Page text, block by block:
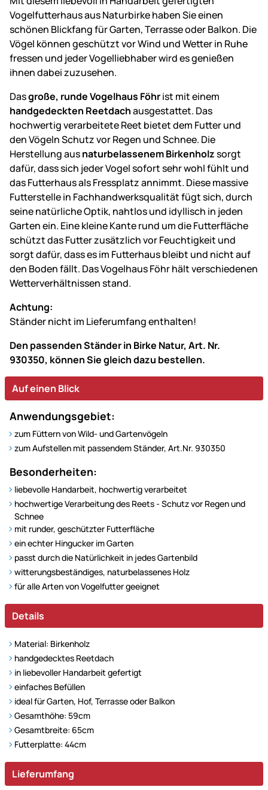
Vogelfutterhaus aus Naturbirke haben Sie einen
schönen Blickfang für Garten, Terrasse oder Balkon. Die
Vögel können geschützt vor Wind und Wetter in Ruhe
fressen und jeder Vogelliebhaber wird es genießen
ihnen dabei zuzusehen.
Dasgroße, runde Vogelhaus Föhrist mit einem
handgedeckten Reetdachausgestattet. Das
hochwertig verarbeitete Reet bietet dem Futter und
den Vögeln Schutz vor Regen und Schnee. Die
Herstellung ausnaturbelassenem Birkenholzsorgt
dafür, dass sich jeder Vogel sofort sehr wohl fühlt und
das Futterhaus als Fressplatz annimmt. Diese massive
Futterstelle in Fachhandwerksqualität fügt sich, durch
seine natürliche Optik, nahtlos und idyllisch in jeden
Garten ein. Eine kleine Kante rund um die Futterfläche
schützt das Futter zusätzlich vor Feuchtigkeit und
sorgt dafür, dass es im Futterhaus bleibt und nicht auf
den Boden fällt. Das Vogelhaus Föhr hält verschiedenen
Wetterverhältnissen stand.
Achtung:
Ständer nicht im Lieferumfang enthalten!
Den passenden Ständer in Birke Natur, Art. Nr.
930350, können Sie gleich dazu bestellen.
Auf einen Blick
Anwendungsgebiet:
zum Füttern von Wild- und Gartenvögeln
zum Aufstellen mit passendem Ständer, Art.Nr. 930350
Besonderheiten:
liebevolle Handarbeit, hochwertig verarbeitet
hochwertige Verarbeitung des Reets - Schutz vor Regen und
Schnee
mit runder, geschützter Futterfläche
ein echter Hingucker im Garten
passt durch die Natürlichkeit in jedes Gartenbild
witterungsbeständiges, naturbelassenes Holz
für alle Arten von Vogelfutter geeignet
Details
Material: Birkenholz
handgedecktes Reetdach
in liebevoller Handarbeit gefertigt
einfaches Befüllen
ideal für Garten, Hof, Terrasse oder Balkon
Gesamthöhe: 59cm
Gesamtbreite: 65cm
Futterplatte: 44cm
Lieferumfang